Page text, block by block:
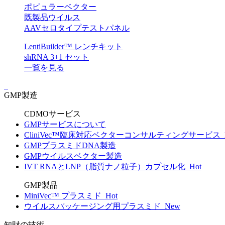
ポピュラーベクター
既製品ウイルス
AAVセロタイプテストパネル
LentiBuilder™ レンチキット
shRNA 3+1 セット
一覧を見る
GMP製造
CDMOサービス
GMPサービスについて
CliniVec™臨床対応ベクターコンサルティングサービス
GMPプラスミドDNA製造
GMPウイルスベクター製造
IVT RNAとLNP（脂質ナノ粒子）カプセル化 Hot
GMP製品
MiniVec™ プラスミド Hot
ウイルスパッケージング用プラスミド New